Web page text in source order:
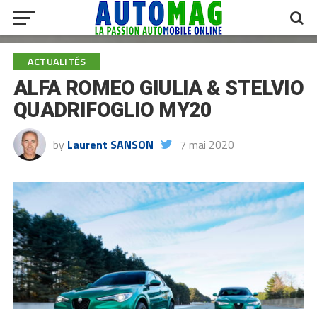
ACTUALITÉS
ALFA ROMEO GIULIA & STELVIO
QUADRIFOGLIO MY20
by Laurent SANSON 7 mai 2020